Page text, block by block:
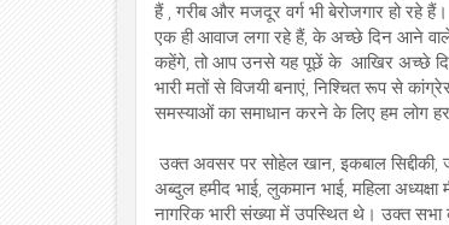
हैं , गरीब और मजदूर वर्ग भी बेरोजगार हो
एक ही आवाज लगा रहे हैं, के अच्छे दिन आने
कहेंगे, तो आप उनसे यह पूछें के आखिर अच्छे दिन
भारी मतों से विजयी बनाएं, निश्चित रूप से
समस्याओं का समाधान करने के लिए हम लोग
उक्त अवसर पर सोहेल खान, इकबाल
अब्दुल हमीद भाई, लुकमान भाई, महिला
नागरिक भारी संख्या में उपस्थित थे। उक्त